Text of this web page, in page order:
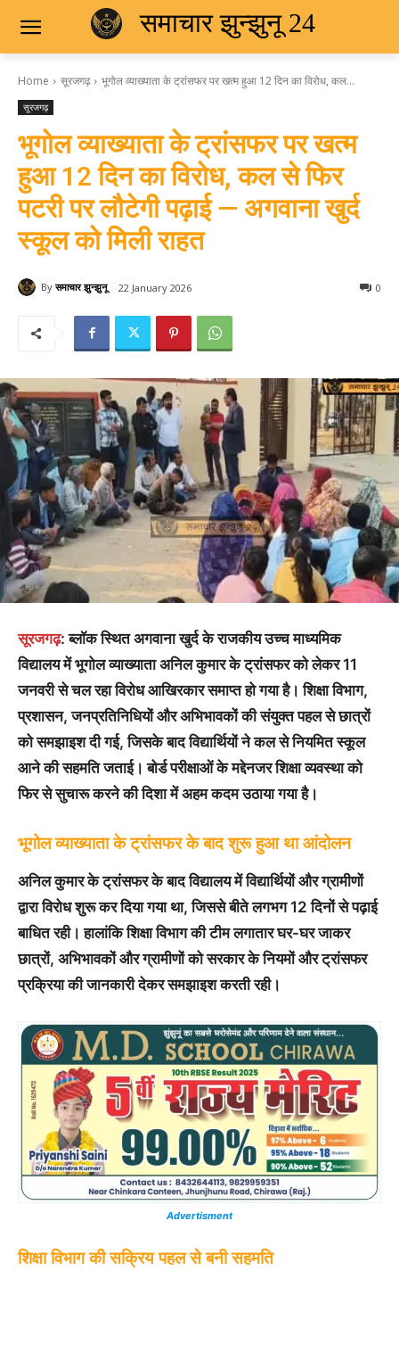
समाचार झुन्झुनू 24
Home सूरजगढ़ भूगोल व्याख्याता के ट्रांसफर पर खत्म हुआ 12 दिन का विरोध, कल...
सूरजगढ़
भूगोल व्याख्याता के ट्रांसफर पर खत्म
हुआ 12 दिन का विरोध, कल से फिर
पटरी पर लौटेगी पढ़ाई — अगवाना खुर्द
स्कूल को मिली राहत
By समाचार झुन्झुनू 22 January 2026 0
सूरजगढ़: ब्लॉक स्थित अगवाना खुर्द के राजकीय उच्च माध्यमिक
विद्यालय में भूगोल व्याख्याता अनिल कुमार के ट्रांसफर को लेकर 11
जनवरी से चल रहा विरोध आखिरकार समाप्त हो गया है। शिक्षा विभाग,
प्रशासन, जनप्रतिनिधियों और अभिभावकों की संयुक्त पहल से छात्रों
को समझाइश दी गई, जिसके बाद विद्यार्थियों ने कल से नियमित स्कूल
आने की सहमति जताई। बोर्ड परीक्षाओं के मद्देनजर शिक्षा व्यवस्था को
फिर से सुचारू करने की दिशा में अहम कदम उठाया गया है।
भूगोल व्याख्याता के ट्रांसफर के बाद शुरू हुआ था आंदोलन
अनिल कुमार के ट्रांसफर के बाद विद्यालय में विद्यार्थियों और ग्रामीणों
द्वारा विरोध शुरू कर दिया गया था, जिससे बीते लगभग 12 दिनों से पढ़ाई
बाधित रही। हालांकि शिक्षा विभाग की टीम लगातार घर-घर जाकर
छात्रों, अभिभावकों और ग्रामीणों को सरकार के नियमों और ट्रांसफर
प्रक्रिया की जानकारी देकर समझाइश करती रही।
Advertisment
शिक्षा विभाग की सक्रिय पहल से बनी सहमति